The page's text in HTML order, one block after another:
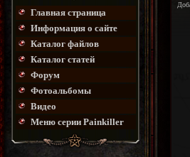
Главная страница
Информация о сайте
Каталог файлов
Каталог статей
Форум
Фотоальбомы
Видео
Меню серии Painkiller